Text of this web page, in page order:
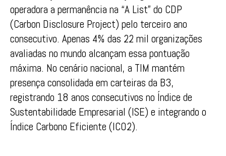
operadora a permanência na “A List” do CDP
(Carbon Disclosure Project) pelo terceiro ano
consecutivo. Apenas 4% das 22 mil organizações
avaliadas no mundo alcançam essa pontuação
máxima. No cenário nacional, a TIM mantém
presença consolidada em carteiras da B3,
registrando 18 anos consecutivos no Índice de
Sustentabilidade Empresarial (ISE) e integrando o
Índice Carbono Eficiente (ICO2).